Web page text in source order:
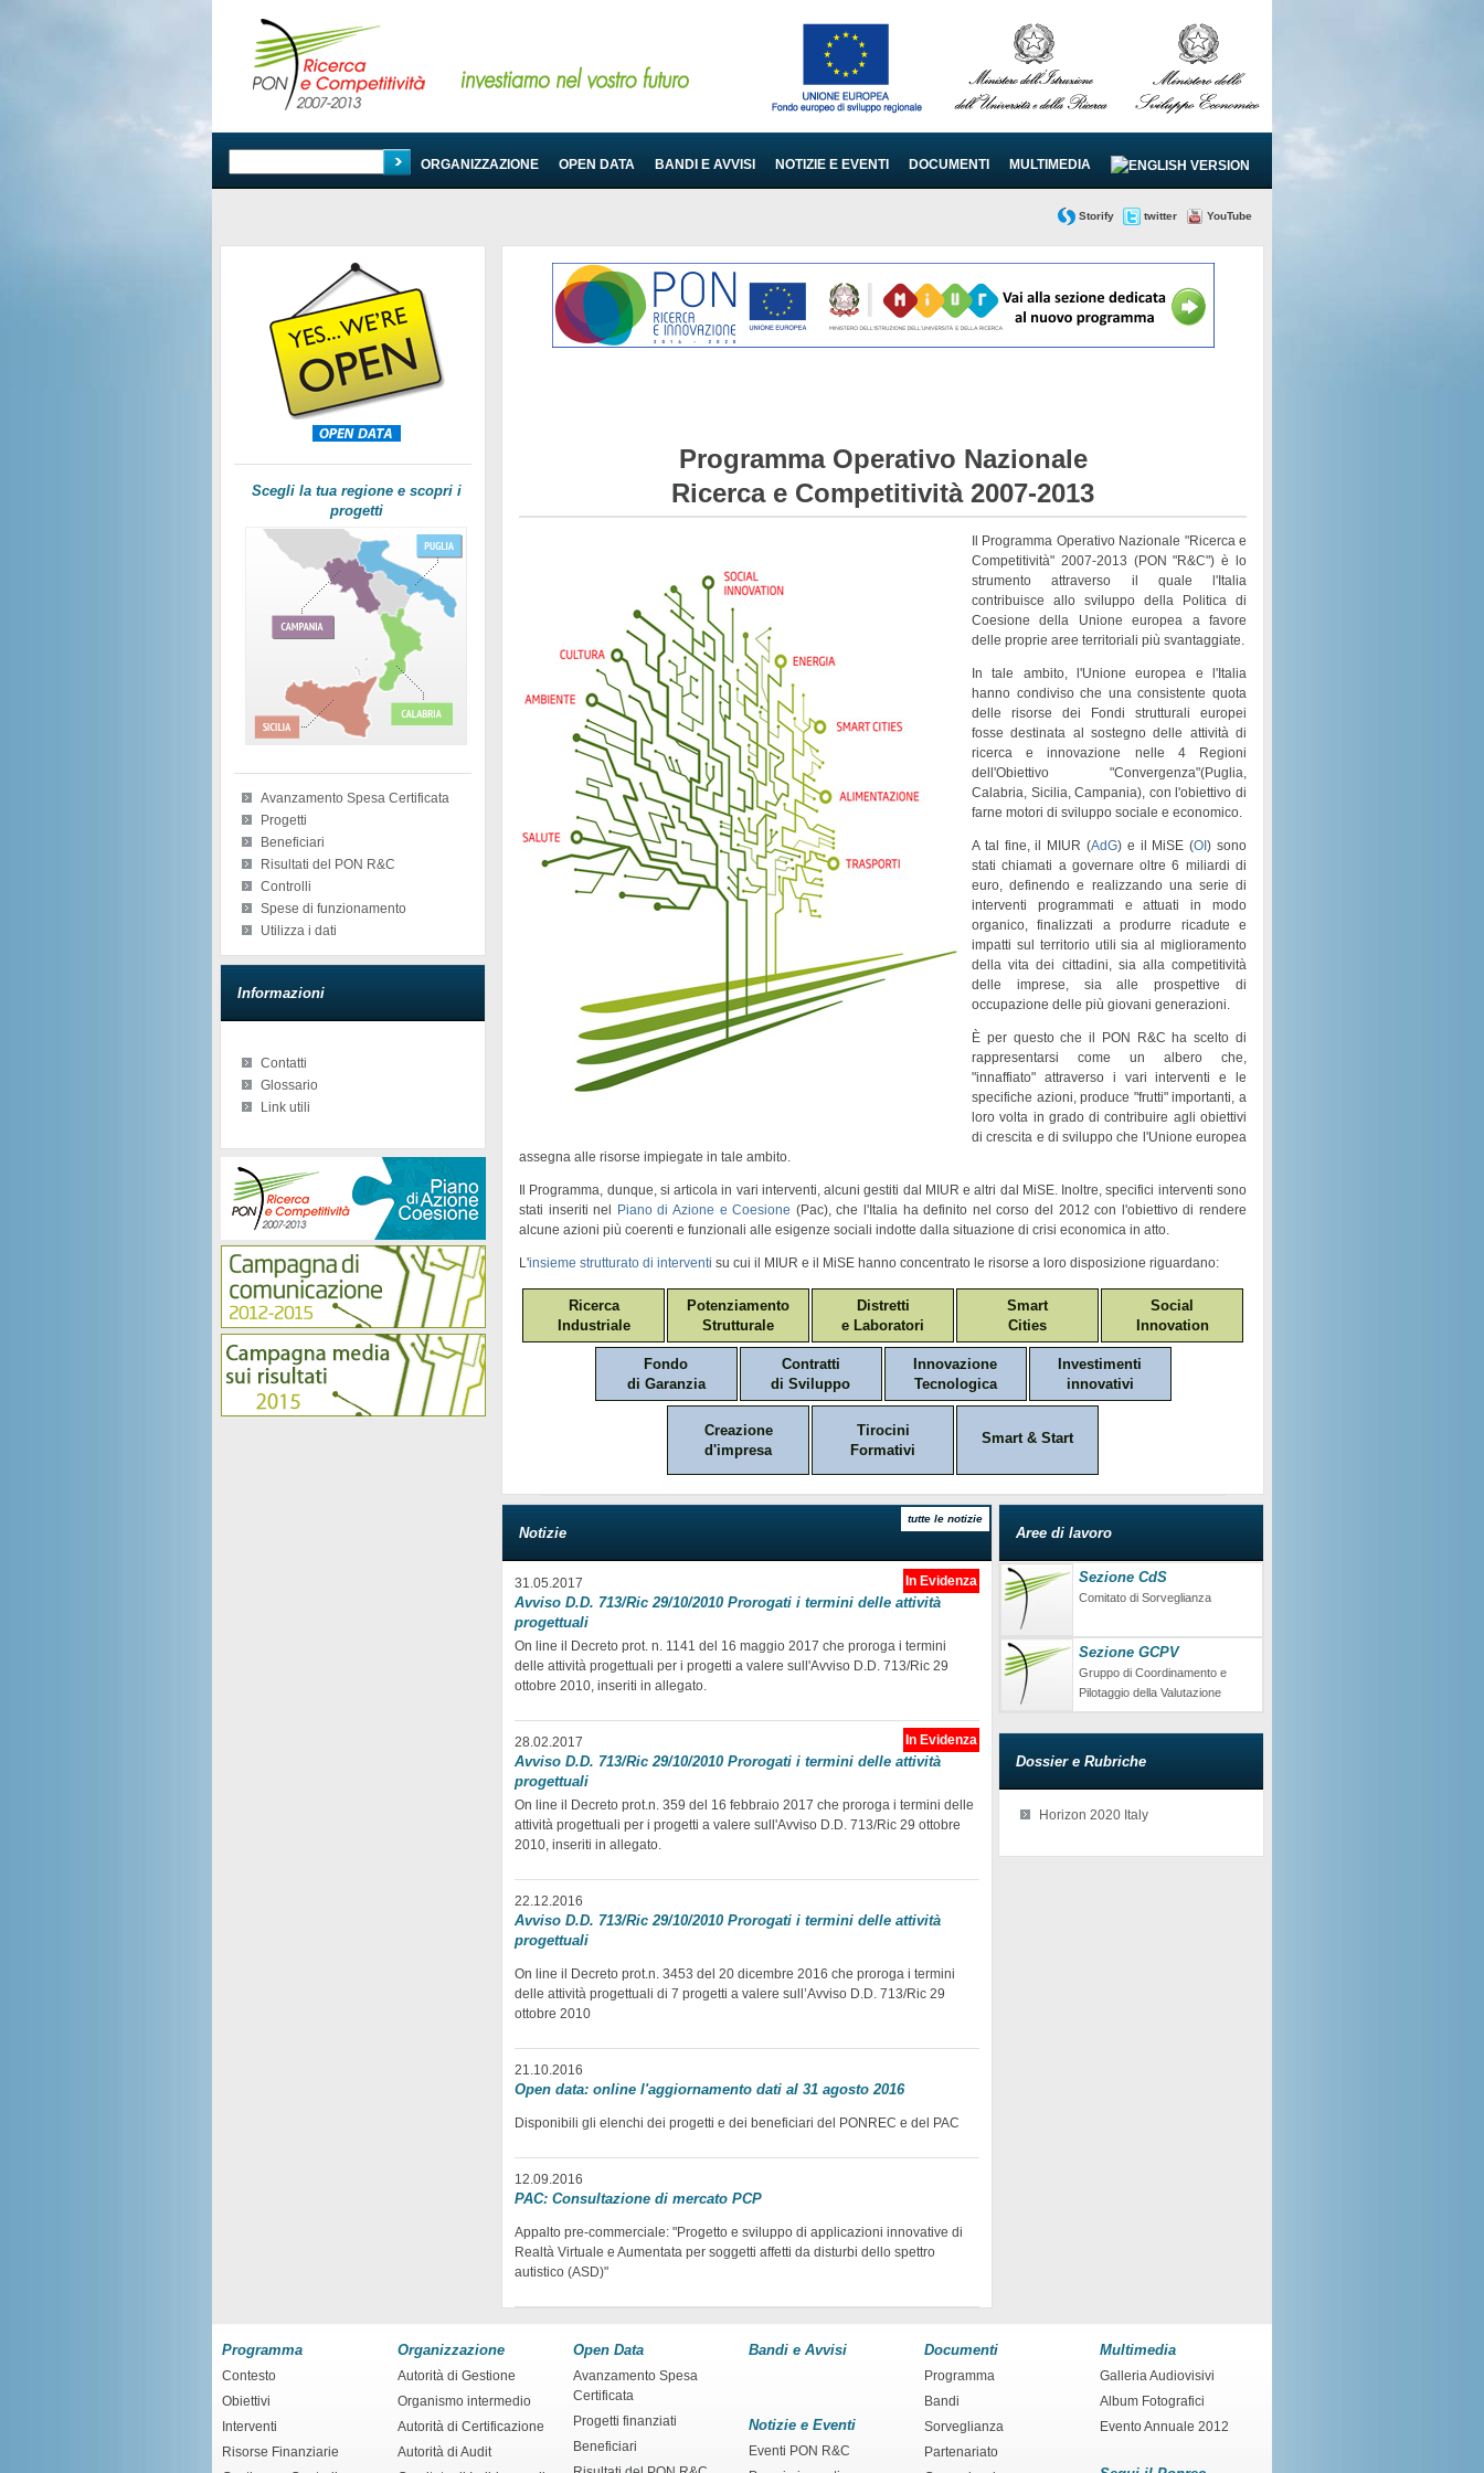
PROGRAMMA ORGANIZZAZIONE OPEN DATA BANDI E AVVISI NOTIZIE E EVENTI DOCUMENTI MULTIMEDIA
Storify twitter YouTube
Scegli la tua regione e scopri i
progetti
Avanzamento Spesa Certificata
Progetti
Beneficiari
Risultati del PON R&C
Controlli
Spese di funzionamento
Utilizza i dati
Informazioni
Contatti
Glossario
Link utili
Programma Operativo Nazionale
Ricerca e Competitività 2007-2013
Il Programma Operativo Nazionale "Ricerca e
Competitività" 2007-2013 (PON "R&C") è lo
strumento attraverso il quale l'Italia
contribuisce allo sviluppo della Politica di
Coesione della Unione europea a favore
delle proprie aree territoriali più svantaggiate.
In tale ambito, l'Unione europea e l'Italia
hanno condiviso che una consistente quota
delle risorse dei Fondi strutturali europei
fosse destinata al sostegno delle attività di
ricerca e innovazione nelle 4 Regioni
dell'Obiettivo "Convergenza"(Puglia,
Calabria, Sicilia, Campania), con l'obiettivo di
farne motori di sviluppo sociale e economico.
A tal fine, il MIUR (AdG) e il MiSE (OI) sono
stati chiamati a governareoltre 6 miliardi di
euro, definendo e realizzando una serie di
interventi programmati e attuati in modo
organico, finalizzati a produrre ricadute e
impatti sul territorio utili sia al miglioramento
della vita dei cittadini, sia alla competitività
delle imprese, sia alle prospettive di
occupazione delle più giovani generazioni.
È per questo che il PON R&C ha scelto di
rappresentarsi come un albero che,
"innaffiato" attraverso i variinterventi e le
specifiche azioni, produce "frutti" importanti, a
loro volta in grado di contribuire agli obiettivi
dicrescita e di sviluppo che l'Unione europea
assegna alle risorse impiegate in tale ambito.
Il Programma, dunque, si articola in vari interventi, alcuni gestiti dal MIUR e altri dal MiSE. Inoltre, specifici interventi sono
stati inseriti nel Piano di Azione e Coesione (Pac), che l'Italia ha definito nel corso del 2012 con l'obiettivo di rendere
alcune azioni più coerenti e funzionali alle esigenze sociali indotte dalla situazione di crisi economica in atto.
L'insieme strutturato di interventi su cui il MIUR e il MiSE hanno concentrato le risorse a loro disposizione riguardano:
Ricerca
Industriale
Potenziamento
Strutturale
Distretti
e Laboratori
Smart
Cities
Social
Innovation
Fondo
di Garanzia
Contratti
di Sviluppo
Innovazione
Tecnologica
Investimenti
innovativi
Creazione
d'impresa
Tirocini
Formativi
Smart & Start
tutte le notizie
Notizie
In Evidenza
31.05.2017
Avviso D.D. 713/Ric 29/10/2010 Prorogati i termini delle attività
progettuali
On line il Decreto prot. n. 1141 del 16 maggio 2017 che proroga i termini
delle attività progettuali per i progetti a valere sull'Avviso D.D. 713/Ric 29
ottobre 2010, inseriti in allegato.
In Evidenza
28.02.2017
Avviso D.D. 713/Ric 29/10/2010 Prorogati i termini delle attività
progettuali
On line il Decreto prot.n. 359 del 16 febbraio 2017 che proroga i termini delle
attività progettuali per i progetti a valere sull'Avviso D.D. 713/Ric 29 ottobre
2010, inseriti in allegato.
22.12.2016
Avviso D.D. 713/Ric 29/10/2010 Prorogati i termini delle attività
progettuali
On line il Decreto prot.n. 3453 del 20 dicembre 2016 che proroga i termini
delle attività progettuali di 7 progetti a valere sull’Avviso D.D. 713/Ric 29
ottobre 2010
21.10.2016
Open data: online l'aggiornamento dati al 31 agosto 2016
Disponibili gli elenchi dei progetti e dei beneficiari del PONREC e del PAC
12.09.2016
PAC: Consultazione di mercato PCP
Appalto pre-commerciale: "Progetto e sviluppo di applicazioni innovative di
Realtà Virtuale e Aumentata per soggetti affetti da disturbi dello spettro
autistico (ASD)"
Aree di lavoro
Sezione CdS
Comitato di Sorveglianza
Sezione GCPV
Gruppo di Coordinamento e
Pilotaggio della Valutazione
Dossier e Rubriche
Horizon 2020 Italy
Programma
Contesto
Obiettivi
Interventi
Risorse Finanziarie
Organizzazione
Autorità di Gestione
Organismo intermedio
Autorità di Certificazione
Autorità di Audit
Open Data
Avanzamento Spesa
Certificata
Progetti finanziati
Beneficiari
Bandi e Avvisi
Notizie e Eventi
Eventi PON R&C
Documenti
Programma
Bandi
Sorveglianza
Partenariato
Multimedia
Galleria Audiovisivi
Album Fotografici
Evento Annuale 2012